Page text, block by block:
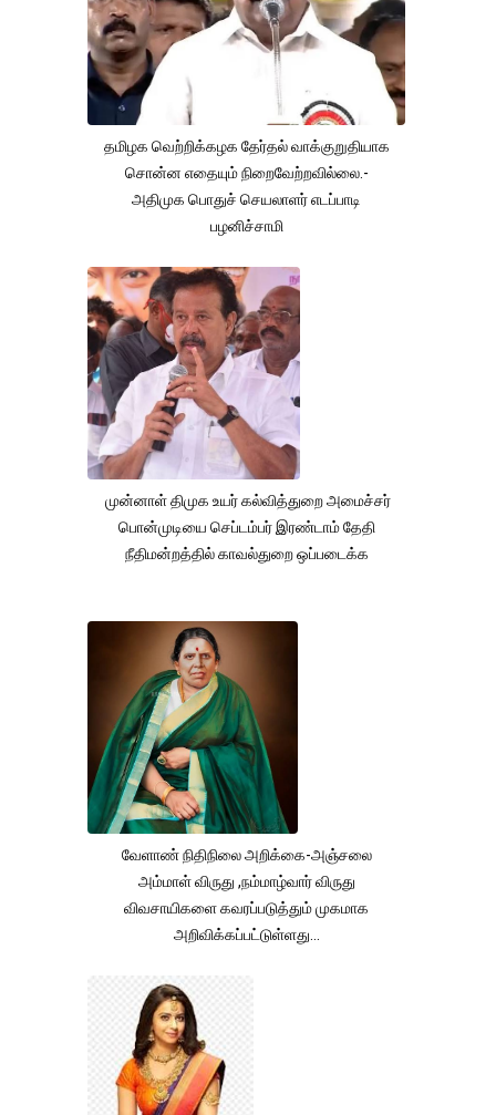
தமிழக வெற்றிக்கழக தேர்தல் வாக்குறுதியாக
சொன்ன எதையும் நிறைவேற்றவில்லை.-
அதிமுக பொதுச் செயலாளர் எடப்பாடி
பழனிச்சாமி
முன்னாள் திமுக உயர் கல்வித்துறை அமைச்சர்
பொன்முடியை செப்டம்பர் இரண்டாம் தேதி
நீதிமன்றத்தில் காவல்துறை ஒப்படைக்க
வேளாண் நிதிநிலை அறிக்கை-அஞ்சலை
அம்மாள் விருது ,நம்மாழ்வார் விருது
விவசாயிகளை கவரப்படுத்தும் முகமாக
அறிவிக்கப்பட்டுள்ளது...